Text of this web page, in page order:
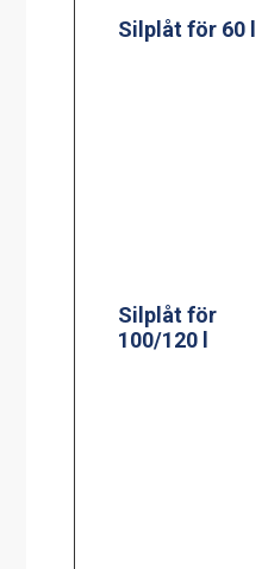
Silplåt för
100/120 l
Silplåt för 150 l